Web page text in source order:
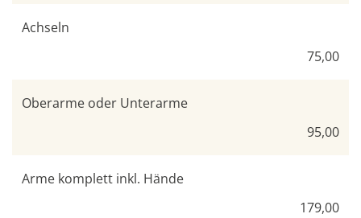
Achseln
75,00
Oberarme oder Unterarme
95,00
Arme komplett inkl. Hände
179,00